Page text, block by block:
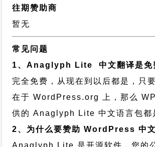
往期赞助商
暂无
常见问题
1、Anaglyph Lite 中文翻译是免
完全免费，从现在到以后都是，只
在于 WordPress.org 上，那么
供的 Anaglyph Lite 中文语言包都
2、为什么要赞助 WordPress 中文
Anaglyph Lite 是开源软件，您的